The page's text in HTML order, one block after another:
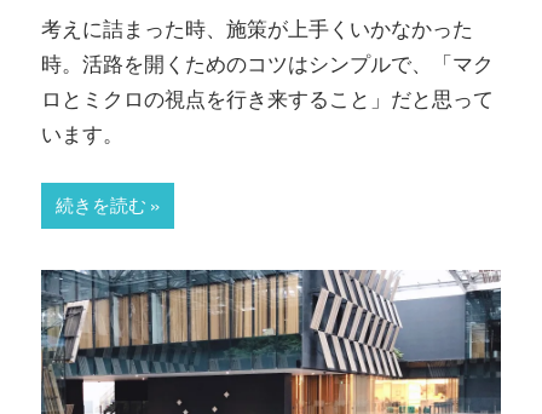
考えに詰まった時、施策が上手くいかなかった
時。活路を開くためのコツはシンプルで、「マク
ロとミクロの視点を行き来すること」だと思って
います。
続きを読む